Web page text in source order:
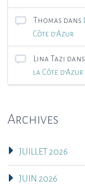
Thomas dans
Côte d’Azur
Lina Tazi dans
la Côte d’Azur
Archives
JUILLET 2026
JUIN 2026